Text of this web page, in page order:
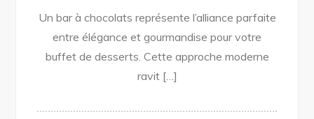
Un bar à chocolats représente l’alliance parfaite
entre élégance et gourmandise pour votre
buffet de desserts. Cette approche moderne
ravit […]